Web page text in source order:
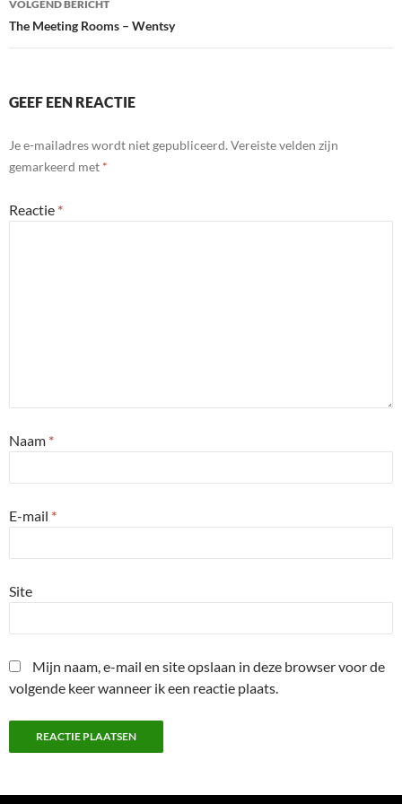
VOLGEND BERICHT
The Meeting Rooms – Wentsy
GEEF EEN REACTIE
Je e-mailadres wordt niet gepubliceerd. Vereiste velden zijn
gemarkeerd met *
Reactie *
Naam *
E-mail *
Site
Mijn naam, e-mail en site opslaan in deze browser voor de
volgende keer wanneer ik een reactie plaats.